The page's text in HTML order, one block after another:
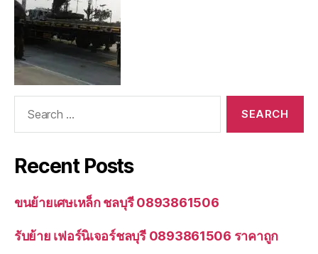
Recent Posts
ขนย้ายเศษเหล็ก ชลบุรี 0893861506
รับย้าย เฟอร์นิเจอร์ชลบุรี 0893861506 ราคาถูก